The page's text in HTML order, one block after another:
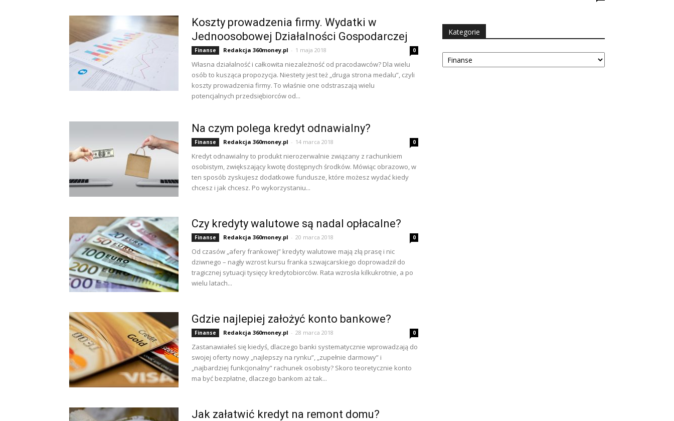
Koszty prowadzenia firmy. Wydatki w
Jednoosobowej Działalności Gospodarczej
Finanse Redakcja 360money.pl - 1 maja 2018 0
Własna działalność i całkowita niezależność od pracodawców? Dla wielu
osób to kusząca propozycja. Niestety jest też „druga strona medalu”, czyli
koszty prowadzenia firmy. To właśnie one odstraszają wielu
potencjalnych przedsiębiorców od...
Na czym polega kredyt odnawialny?
Finanse Redakcja 360money.pl - 14 marca 2018 0
Kredyt odnawialny to produkt nierozerwalnie związany z rachunkiem
osobistym, zwiększający kwotę dostępnych środków. Mówiąc obrazowo, w
ten sposób zyskujesz dodatkowe fundusze, które możesz wydać kiedy
chcesz i jak chcesz. Po wykorzystaniu...
Czy kredyty walutowe są nadal opłacalne?
Finanse Redakcja 360money.pl - 20 marca 2018 0
Od czasów „afery frankowej” kredyty walutowe mają złą prasę i nic
dziwnego – nagły wzrost kursu franka szwajcarskiego doprowadził do
tragicznej sytuacji tysięcy kredytobiorców. Rata wzrosła kilkukrotnie, a po
wielu latach...
Gdzie najlepiej założyć konto bankowe?
Finanse Redakcja 360money.pl - 28 marca 2018 0
Zastanawiałeś się kiedyś, dlaczego banki systematycznie wprowadzają do
swojej oferty nowy „najlepszy na rynku”, „zupełnie darmowy” i
„najbardziej funkcjonalny” rachunek osobisty? Skoro teoretycznie konto
ma być bezpłatne, dlaczego bankom aż tak...
Jak załatwić kredyt na remont domu?
Kategorie
Kategorie